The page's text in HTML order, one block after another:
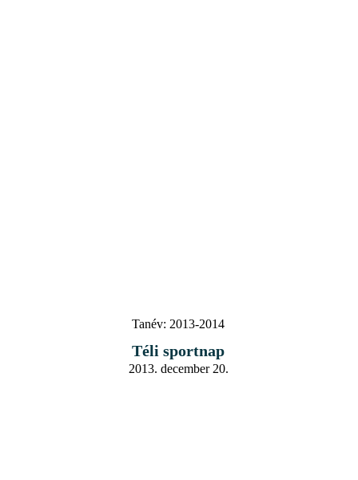
Tanév: 2013-2014
Téli sportnap
2013. december 20.